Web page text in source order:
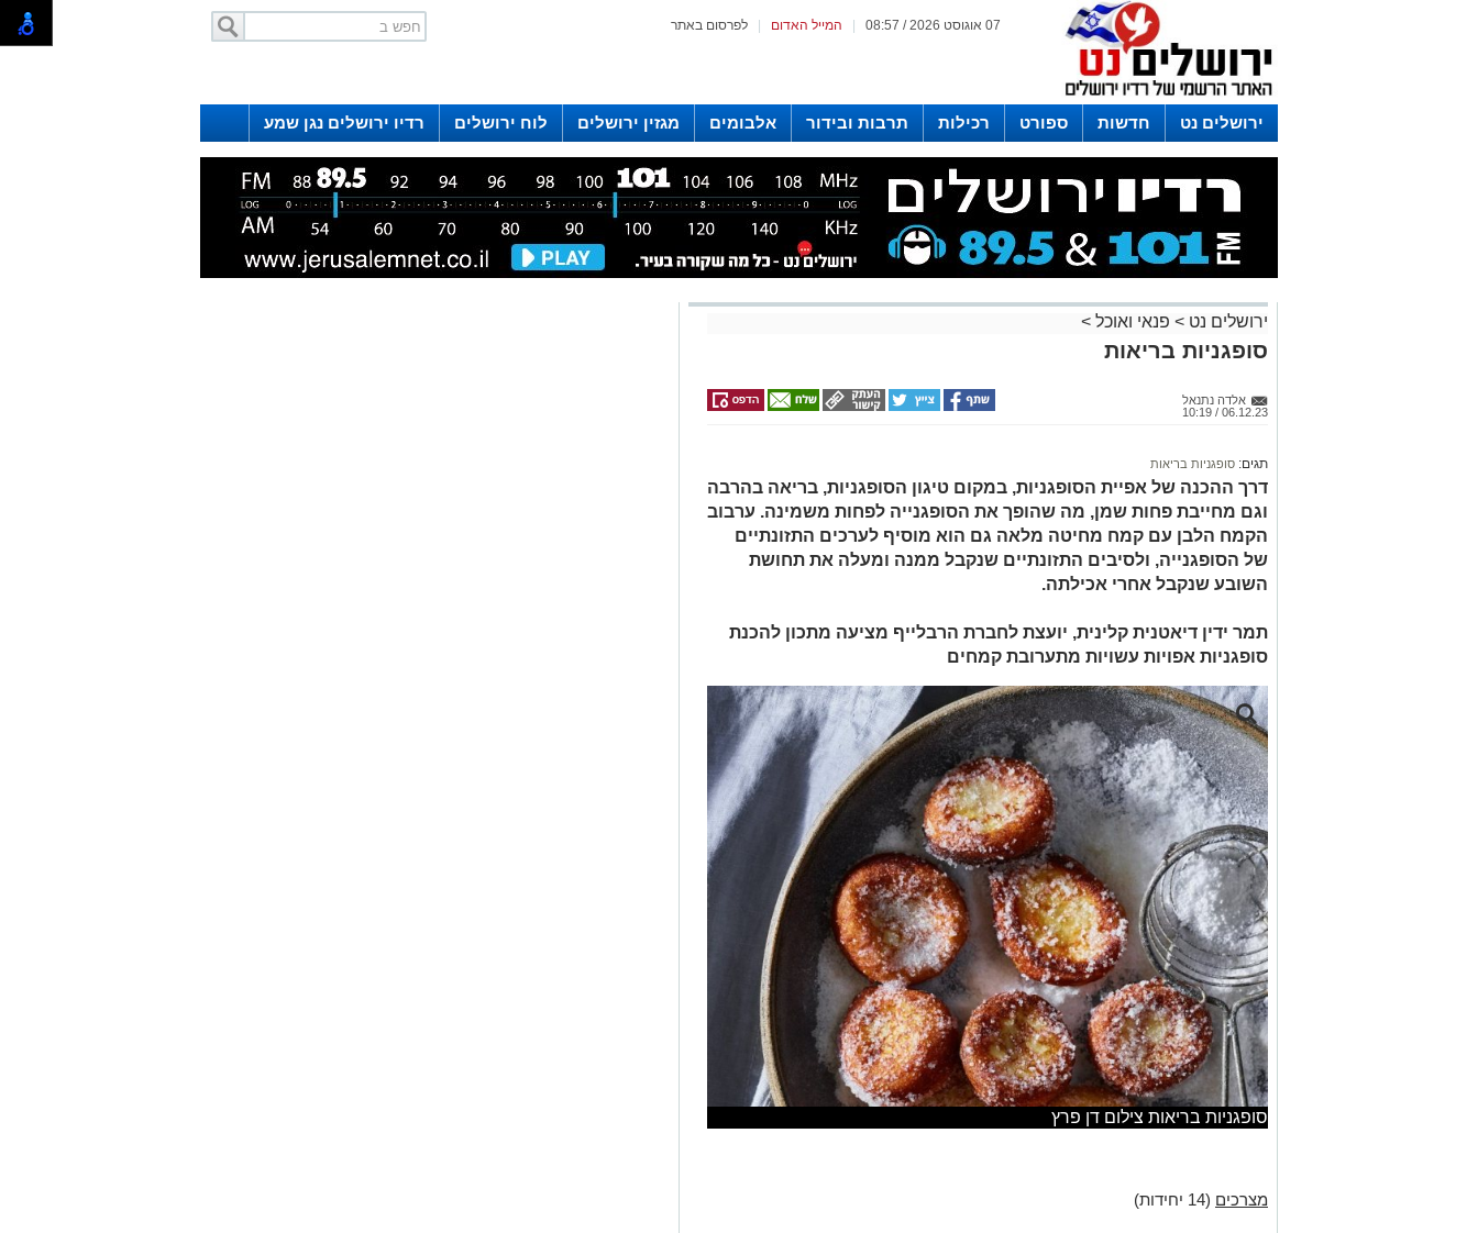
לפרסום באתר המייל האדום 07 אוגוסט 2026 / 08:57
ירושלים נט חדשות ספורט רכילות תרבות ובידור אלבומים מגזין ירושלים לוח ירושלים
רדיו ירושלים נגן שמע
לפרסום ברדיו צרו קשר
לוח שדורים רדיו ירושלים
ירושלים נט > פנאי ואוכל >
סופגניות בריאות
אלדה נתנאל
06.12.23 / 10:19
תגים: סופגניות בריאות
דרך ההכנה של אפיית הסופגניות, במקום טיגון הסופגניות, בריאה בהרבה
וגם מחייבת פחות שמן, מה שהופך את הסופגנייה לפחות משמינה. ערבוב
הקמח הלבן עם קמח מחיטה מלאה גם הוא מוסיף לערכים התזונתיים
של הסופגנייה, ולסיבים התזונתיים שנקבל ממנה ומעלה את תחושת
השובע שנקבל אחרי אכילתה.
תמר ידין דיאטנית קלינית, יועצת לחברת הרבלייף מציעה מתכון להכנת
סופגניות אפויות עשויות מתערובת קמחים
סופגניות בריאות צילום דן פרץ
מצרכים (14 יחידות)